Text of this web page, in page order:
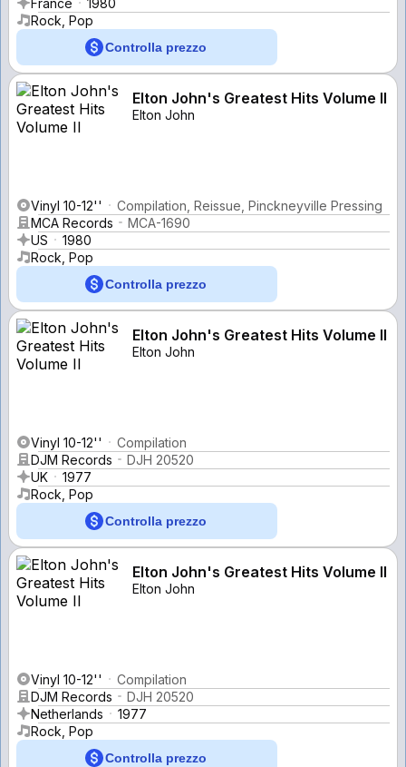
Rock, Pop
Controlla prezzo
Elton John's Greatest Hits Volume II
Elton John
Vinyl 10-12''
Compilation, Reissue, Pinckneyville Pressing
MCA Records
MCA-1690
US
1980
Rock, Pop
Controlla prezzo
Elton John's Greatest Hits Volume II
Elton John
Vinyl 10-12''
Compilation
DJM Records
DJH 20520
UK
1977
Rock, Pop
Controlla prezzo
Elton John's Greatest Hits Volume II
Elton John
Vinyl 10-12''
Compilation
DJM Records
DJH 20520
Netherlands
1977
Rock, Pop
Controlla prezzo